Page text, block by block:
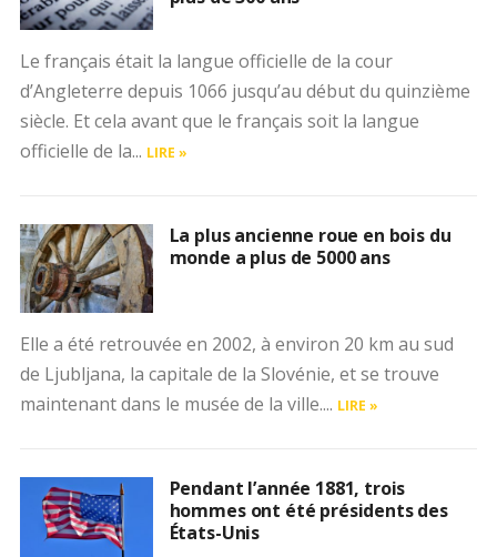
Le français était la langue officielle de la cour
d’Angleterre depuis 1066 jusqu’au début du quinzième
siècle. Et cela avant que le français soit la langue
officielle de la... LIRE »
La plus ancienne roue en bois du
monde a plus de 5000 ans
Elle a été retrouvée en 2002, à environ 20 km au sud
de Ljubljana, la capitale de la Slovénie, et se trouve
maintenant dans le musée de la ville.... LIRE »
Pendant l’année 1881, trois
hommes ont été présidents des
États-Unis